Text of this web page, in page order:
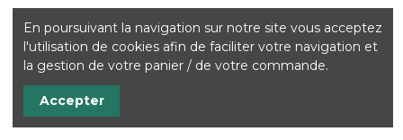
En poursuivant la navigation sur notre site vous acceptez
l'utilisation de cookies afin de faciliter votre navigation et
la gestion de votre panier / de votre commande.
Accepter